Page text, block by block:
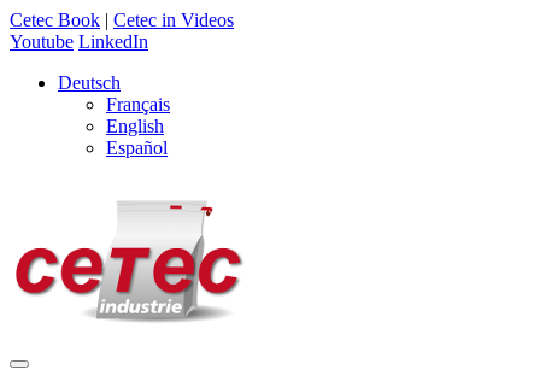
Cetec Book | Cetec in Videos
Youtube LinkedIn
Deutsch
Français
English
Español